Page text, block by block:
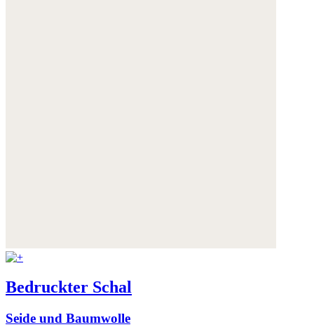
Bedruckter Schal
Seide und Baumwolle